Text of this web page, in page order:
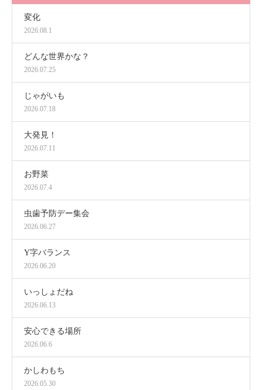
変化
2026.08.1
どんな世界かな？
2026.07.25
じゃがいも
2026.07.18
大発見！
2026.07.11
お野菜
2026.07.4
虫歯予防デー集会
2026.06.27
Y字バランス
2026.06.20
いっしょだね
2026.06.13
安心できる場所
2026.06.6
かしわもち
2026.05.30